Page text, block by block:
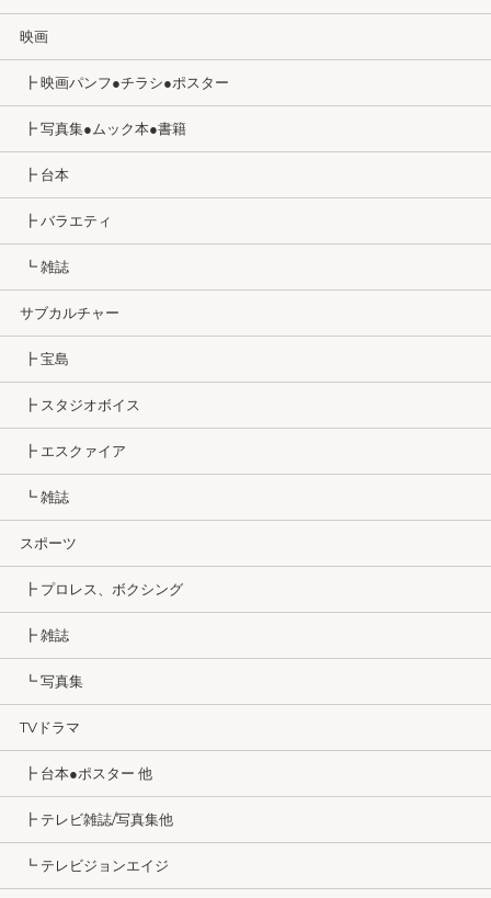
映画
┣ 映画パンフ●チラシ●ポスター
┣ 写真集●ムック本●書籍
┣ 台本
┣ バラエティ
┗ 雑誌
サブカルチャー
┣ 宝島
┣ スタジオボイス
┣ エスクァイア
┗ 雑誌
スポーツ
┣ プロレス、ボクシング
┣ 雑誌
┗ 写真集
TVドラマ
┣ 台本●ポスター 他
┣ テレビ雑誌/写真集他
┗ テレビジョンエイジ